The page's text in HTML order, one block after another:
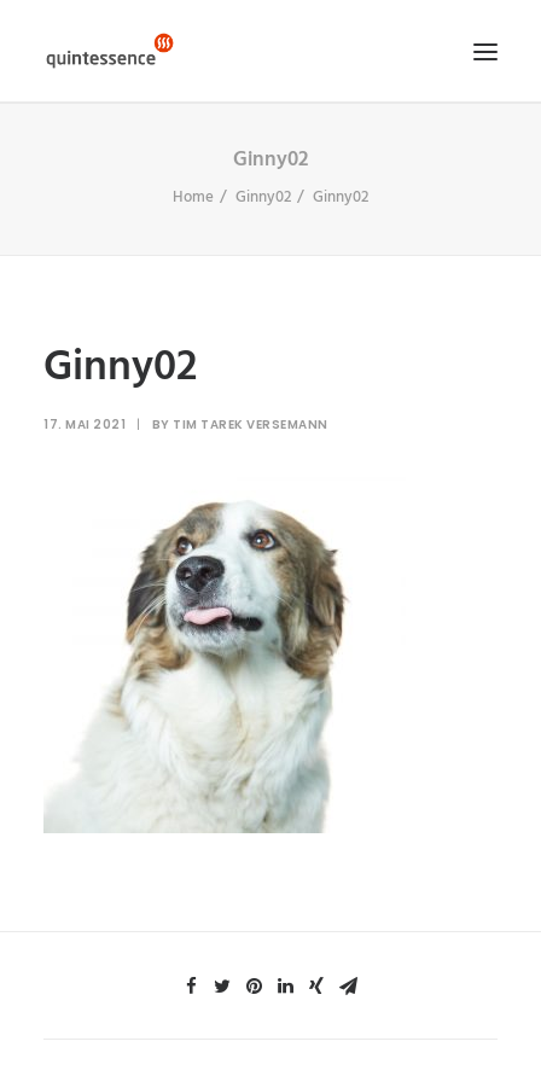
LÖSUNGEN & LEISTUNGEN
Ginny02
Home Ginny02 Ginny02
Ginny02
17. MAI 2021 | BY TIM TAREK VERSEMANN